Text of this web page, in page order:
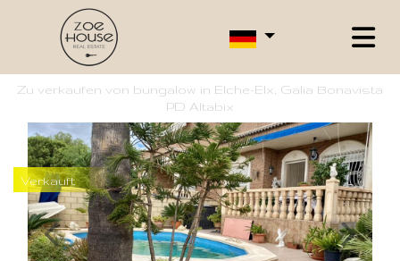
Zu verkaufen von bungalow in Elche-Elx, Galia Bonavista
PD Altabix
Verkauft